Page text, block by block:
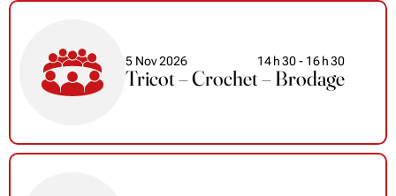
5 Nov 2026 14h30- 16h30
Tricot – Crochet – Brodage